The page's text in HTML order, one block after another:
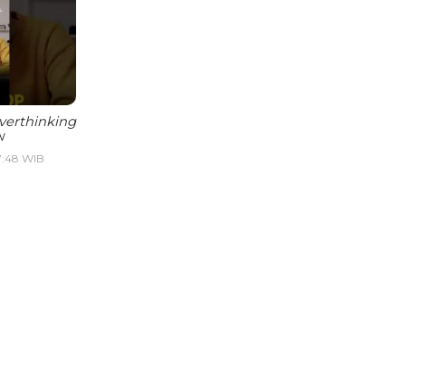
WIB